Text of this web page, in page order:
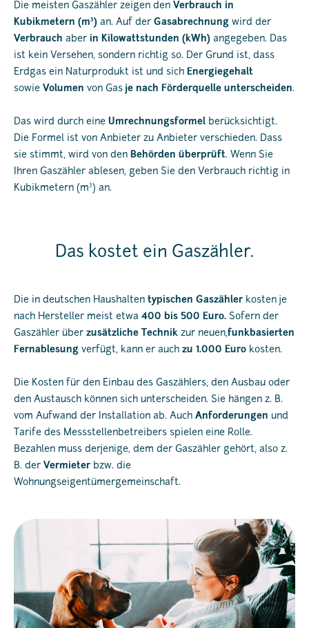
Die meisten Gaszähler zeigen den Verbrauch in
Kubikmetern (m3 ) an. Auf der Gasabrechnung wird der
Verbrauch aber in Kilowattstunden (kWh) angegeben. Das
ist kein Versehen, sondern richtig so. Der Grund ist, dass
Erdgas ein Naturprodukt ist und sich Energiegehalt
sowie Volumen von Gas je nach Förderquelle unterscheiden.
Das wird durch eine Umrechnungsformel berücksichtigt.
Die Formel ist von Anbieter zu Anbieter verschieden. Dass
sie stimmt, wird von den Behörden überprüft. Wenn Sie
Ihren Gaszähler ablesen, geben Sie den Verbrauch richtig in
Kubikmetern (m3 ) an.
Das kostet ein Gaszähler.
Die in deutschen Haushalten typischen Gaszähler kosten je
nach Hersteller meist etwa 400 bis 500 Euro. Sofern der
Gaszähler über zusätzliche Technik zur neuen,funkbasierten
Fernablesung verfügt, kann er auch zu 1.000 Euro kosten.
Die Kosten für den Einbau des Gaszählers, den Ausbau oder
den Austausch können sich unterscheiden. Sie hängen z. B.
vom Aufwand der Installation ab. Auch Anforderungen und
Tarife des Messstellenbetreibers spielen eine Rolle.
Bezahlen muss derjenige, dem der Gaszähler gehört, also z.
B. der Vermieter bzw. die
Wohnungseigentümergemeinschaft.